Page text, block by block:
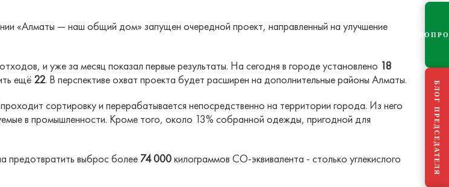
«Алматы — наш общий дом» запущен очередной проект, направленный на улучшение
и уже за месяц показал первые результаты. На сегодня в городе установлено 18
ещё 22. В перспективе охват проекта будет расширен на дополнительные районы Алматы.
сортировку и перерабатывается непосредственно на территории города. Из него
в промышленности. Кроме того, около 13% собранной одежды, пригодной для
предотвратить выброс более74 000килограммов CO-эквивалента - столько углекислого
БЛОГ ПРЕДСЕДАТЕЛЯ